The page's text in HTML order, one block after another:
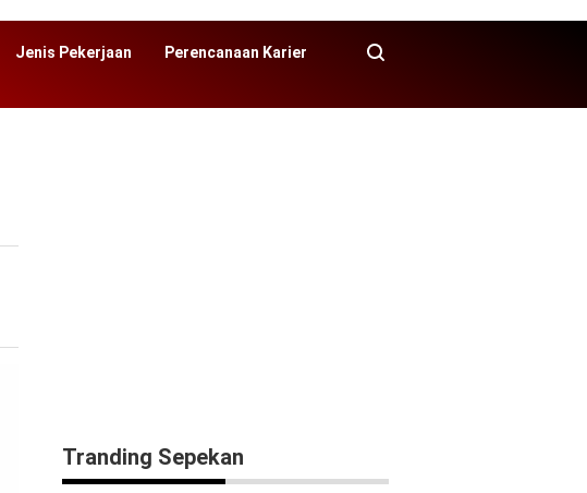
Jenis Pekerjaan Perencanaan Karier
Tranding Sepekan